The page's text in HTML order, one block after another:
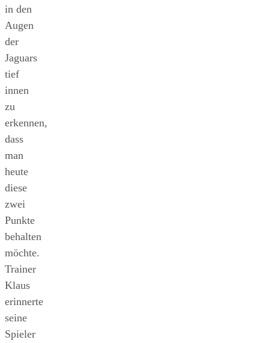
in den
Augen
der
Jaguars
tief
innen
zu
erkennen,
dass
man
heute
diese
zwei
Punkte
behalten
möchte.
Trainer
Klaus
erinnerte
seine
Spieler